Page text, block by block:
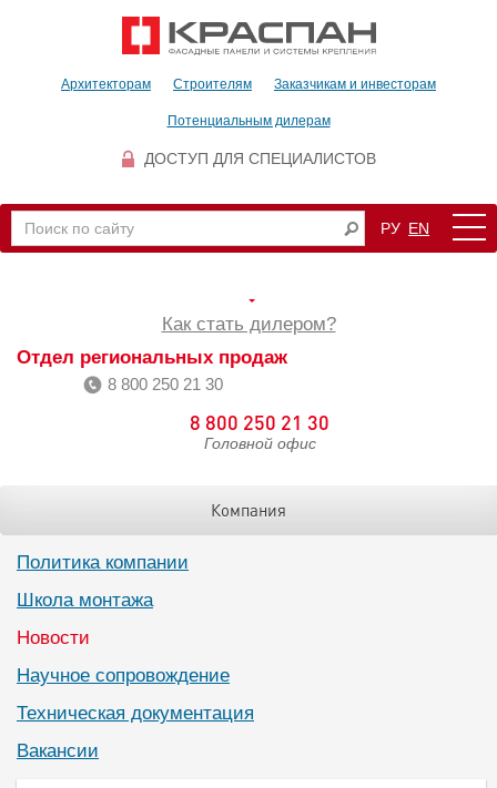
Архитекторам Строителям Заказчикам и инвесторам
Потенциальным дилерам
ДОСТУП ДЛЯ СПЕЦИАЛИСТОВ
РУ EN
Как стать дилером?
Отдел региональных продаж
8 800 250 21 30
8 800 250 21 30
Головной офис
Компания
Политика компании
Школа монтажа
Новости
Научное сопровождение
Техническая документация
Вакансии